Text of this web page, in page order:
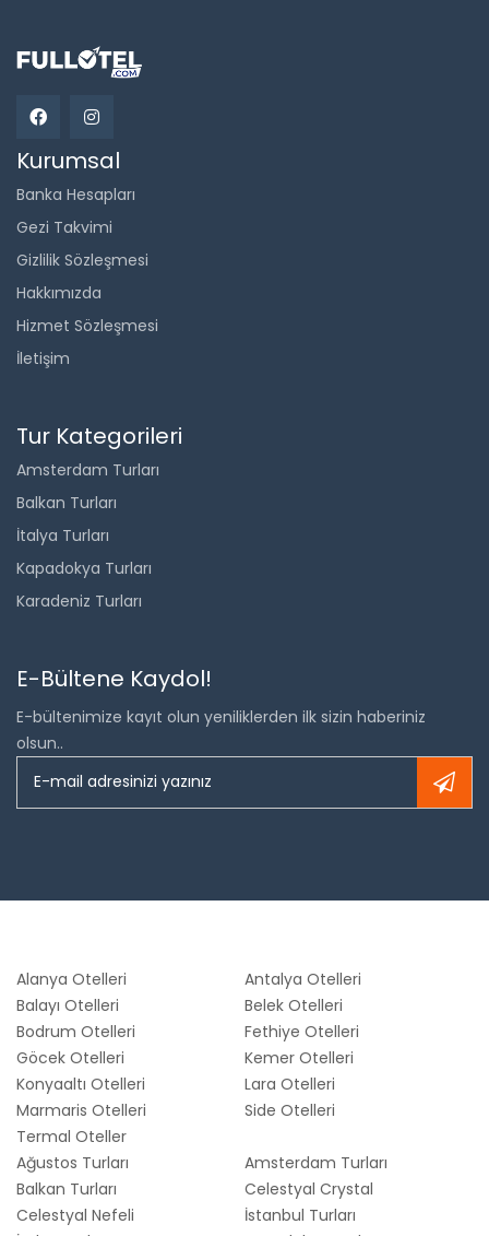
Kurumsal
Banka Hesapları
Gezi Takvimi
Gizlilik Sözleşmesi
Hakkımızda
Hizmet Sözleşmesi
İletişim
Tur Kategorileri
Amsterdam Turları
Balkan Turları
İtalya Turları
Kapadokya Turları
Karadeniz Turları
E-Bültene Kaydol!
E-bültenimize kayıt olun yeniliklerden ilk sizin haberiniz
olsun..
Alanya Otelleri
Antalya Otelleri
Balayı Otelleri
Belek Otelleri
Bodrum Otelleri
Fethiye Otelleri
Göcek Otelleri
Kemer Otelleri
Konyaaltı Otelleri
Lara Otelleri
Marmaris Otelleri
Side Otelleri
Termal Oteller
Ağustos Turları
Amsterdam Turları
Balkan Turları
Celestyal Crystal
Celestyal Nefeli
İstanbul Turları